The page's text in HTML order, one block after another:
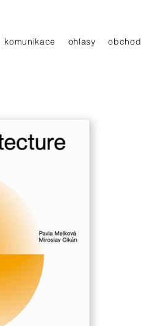
komunikace ohlasy obchod